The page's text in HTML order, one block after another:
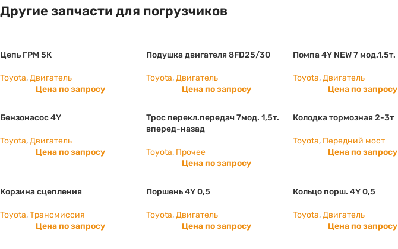
Другие запчасти для погрузчиков
Цепь ГРМ 5К
Toyota,Двигатель
Цена по запросу
Подушка двигателя 8FD25/30
Toyota,Двигатель
Цена по запросу
Помпа 4Y NEW 7 мод.1,5т.
Toyota,Двигатель
Цена по запросу
Бензонасос 4Y
Toyota,Двигатель
Цена по запросу
Трос перекл.передач 7мод. 1,5т.
вперед-назад
Toyota, Прочее
Цена по запросу
Колодка тормозная 2-3т
Toyota, Передний мост
Цена по запросу
Корзина сцепления
Toyota,Трансмиссия
Цена по запросу
Поршень 4Y 0,5
Toyota,Двигатель
Цена по запросу
Кольцо порш. 4Y 0,5
Toyota,Двигатель
Цена по запросу